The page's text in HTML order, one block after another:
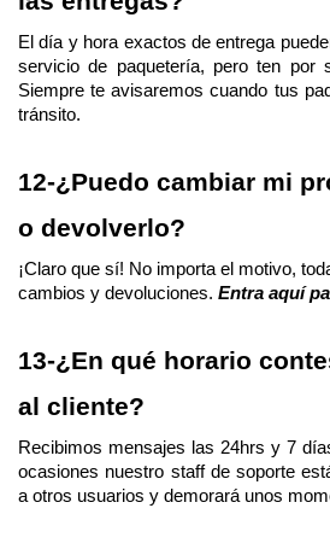
El día y hora exactos de entrega
servicio de paquetería, pero ten por
Siempre te avisaremos cuando tus
tránsito.
12-¿Puedo cambiar mi
o devolverlo?
¡Claro que sí! No importa el motivo,
cambios y devoluciones. Entra aquí
13-¿En qué horario
al cliente?
Recibimos mensajes las 24hrs y 7
ocasiones nuestro staff de soporte
a otros usuarios y demorará unos